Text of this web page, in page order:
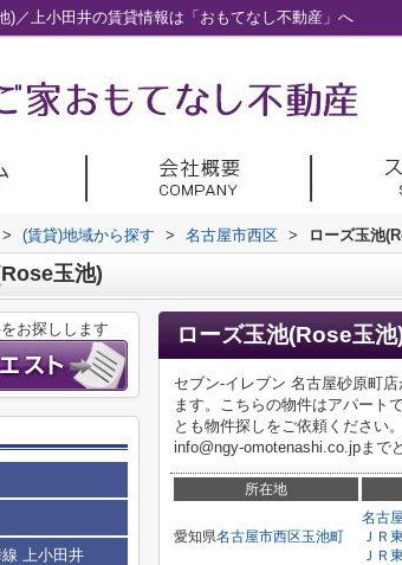
)／上小田井の賃貸情報は「おもてなし不動産」へ
> (賃貸)地域から探す > 名古屋市西区 > ローズ玉池
玉池)
ローズ玉池(Rose玉池
セブン‐イレブン 名古屋砂原町
ます。こちらの物件はアパート
とも物件探しをご依頼ください
info@ngy-omotenashi.co.jpまで
所在地
愛知県名古屋市西区玉池町
名古
ＪＲ
ＪＲ
お探しします
上小田井